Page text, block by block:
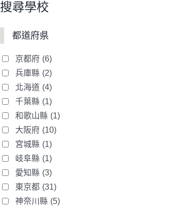
搜尋學校
都道府県
京都府 (6)
兵庫縣 (2)
北海道 (4)
千葉縣 (1)
和歌山縣 (1)
大阪府 (10)
宮城縣 (1)
岐阜縣 (1)
愛知縣 (3)
東京都 (31)
神奈川縣 (5)